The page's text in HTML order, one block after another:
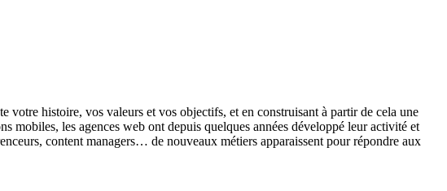
votre histoire, vos valeurs et vos objectifs, et en construisant à partir de cela une
mobiles, les agences web ont depuis quelques années développé leur activité et
content managers… de nouveaux métiers apparaissent pour répondre aux